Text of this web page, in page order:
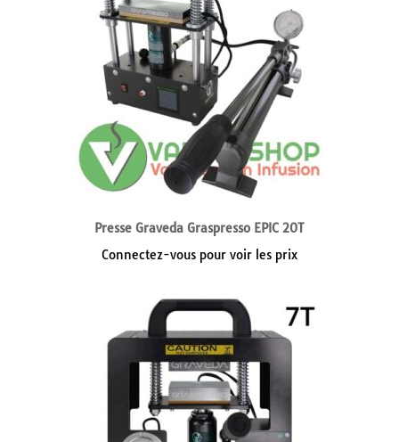
Presse Graveda Graspresso EPIC 20T
Connectez-vous pour voir les prix